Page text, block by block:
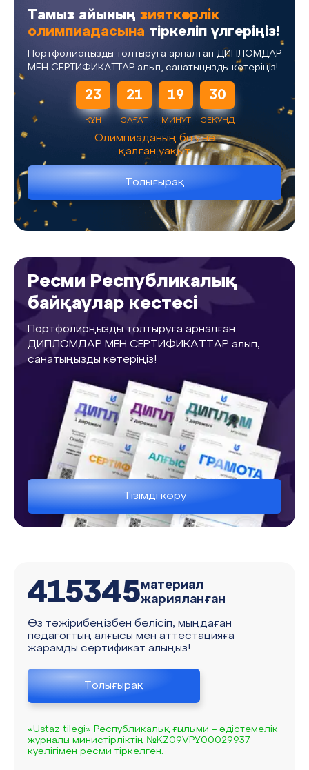
Тамыз айының зияткерлік
олимпиадасына тіркеліп үлгеріңіз!
Портфолиоңызды толтыруға арналған ДИПЛОМДАР
МЕН СЕРТИФИКАТТАР алып, санатыңызды көтеріңіз!
23
КҮН
21
САҒАТ
19
МИНУТ
30
СЕКУНД
Олимпиаданың бітуіне
қалған уақыт
Толығырақ
Ресми Республикалық
байқаулар кестесі
Портфолиоңызды толтыруға арналған
ДИПЛОМДАР МЕН СЕРТИФИКАТТАР алып,
санатыңызды көтеріңіз!
Тізімді көру
415345материал
жарияланған
Өз тәжірибеңізбен бөлісіп, мыңдаған
педагогтың алғысы мен аттестацияға
жарамды сертификат алыңыз!
Толығырақ
«Ustaz tilegi» Республикалық ғылыми – әдістемелік
журналы министірліктің №KZ09VPY00029937
куәлігімен ресми тіркелген.